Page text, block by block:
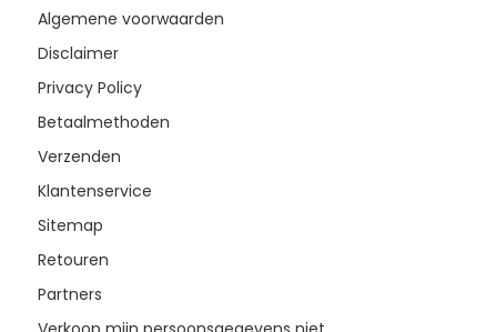
Algemene voorwaarden
Disclaimer
Privacy Policy
Betaalmethoden
Verzenden
Klantenservice
Sitemap
Retouren
Partners